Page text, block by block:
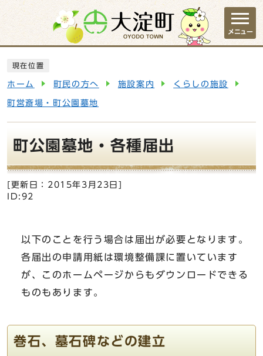
ページの先頭です
メニュー
現在位置
ホーム 町民の方へ 施設案内 くらしの施設
町営斎場・町公園墓地
町公園墓地・各種届出
[更新日： 2015年3月23日
ID:92
以下のことを行う場合は届出が必要となります。
各届出の申請用紙は環境整備課に置いています
が、このホームページからもダウンロードできる
ものもあります。
巻石、墓石碑などの建立